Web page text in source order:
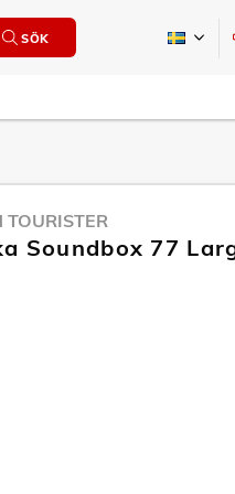
SÖK
Soundbox 77